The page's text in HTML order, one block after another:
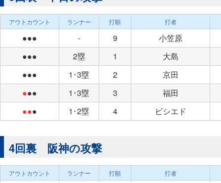
アウトカウント ランナー 打順 打者
●●● - 9
小笠原
●●●
2塁 1
大島
●●●
1･3塁 2
京田
●●● 1･3塁 3
福田
●●● 1･2塁 4 ビシエド
4回裏 阪神の攻撃
アウトカウント ランナー 打順 打者